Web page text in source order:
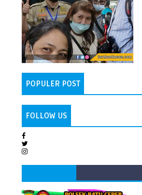
POPULER POST
FOLLOW US